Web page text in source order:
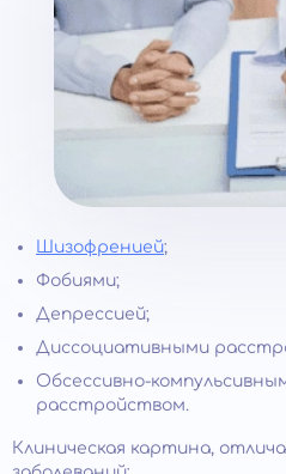
Шизофренией;
Фобиями;
Депрессией;
Диссоциативными
Обсессивно-
расстройством.
Клиническая картина,